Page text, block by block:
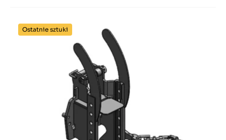
Ostatnie sztuki